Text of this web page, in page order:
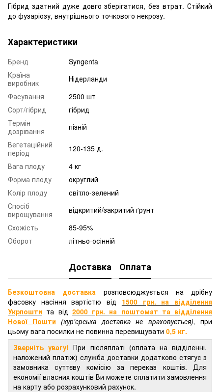
Гібрид здатний дуже довго зберігатися, без втрат. Стійкий
до фузаріозу, внутрішнього точкового некрозу.
Характеристики
Бренд
Syngenta
Країна
виробник
Нідерланди
Фасування
2500 шт
Сорт/гібрид
гібрид
Термін
дозрівання
пізній
Вегетаційний
період
120-135 д.
Вага плоду
4 кг
Форма плоду
округлий
Колір плоду
світло-зелений
Спосіб
вирощування
відкритий/закритий ґрунт
Схожість
85-95%
Оборот
літньо-осінній
Доставка Оплата
Безкоштовна доставка розповсюджується на дрібну
фасовку насіння вартістю від 1500 грн. на відділення
Укрпошти та від 2000 грн. на поштомат та відділення
Нової Пошти (кур'єрська доставка не враховується), при
цьому вага посилки не повинна перевищувати 0,5 кг.
Зверніть увагу! При післяплаті (оплата на відділенні,
наложений платіж) служба доставки додатково стягує з
замовника суттєву комісію за переказ коштів. Для
економії власних коштів Ви можете сплатити замовлення
на карту або розрахунковий рахунок.